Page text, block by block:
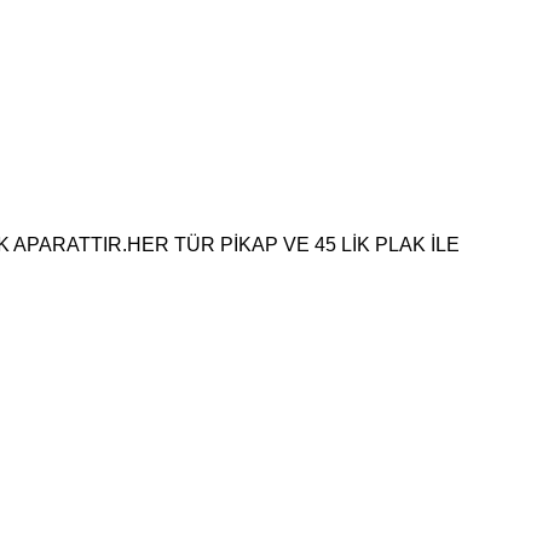
APARATTIR.HER TÜR PİKAP VE 45 LİK PLAK İLE